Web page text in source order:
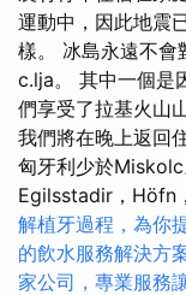
運動中，因此地震
樣。 冰島永遠不
c.lja。 其中一個是
們享受了拉基火山
我們將在晚上返回
匈牙利少於
Egilsstadir，Höfn
解植牙過程，為你
的飲水服務解決方
家公司，專業服務